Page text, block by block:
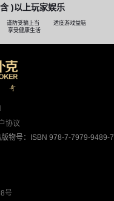
)以上玩家娱乐
谨防受骗上当
适度游戏益脑
享受健康生活
协议
版物号：ISBN 978-7-7979-9489-7
号